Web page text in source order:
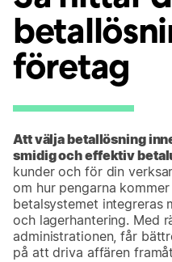
företag
Att välja betallösning
smidig och effektiv
kunder och för din
om hur pengarna
betalsystemet integreras
och lagerhantering. Med
administrationen, får
på att driva affären